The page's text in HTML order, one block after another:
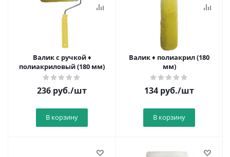
Валик с ручкой ♦
полиакриловый (180 мм)
236 руб./шт
В корзину
Валик ♦ полиакрил (180
мм)
134 руб./шт
В корзину